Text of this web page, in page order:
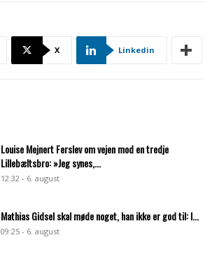
X Linkedin
Louise Mejnert Ferslev om vejen mod en tredje
Lillebæltsbro: »Jeg synes,...
12:32 - 6. august
Mathias Gidsel skal møde noget, han ikke er god til: I...
09:25 - 6. august